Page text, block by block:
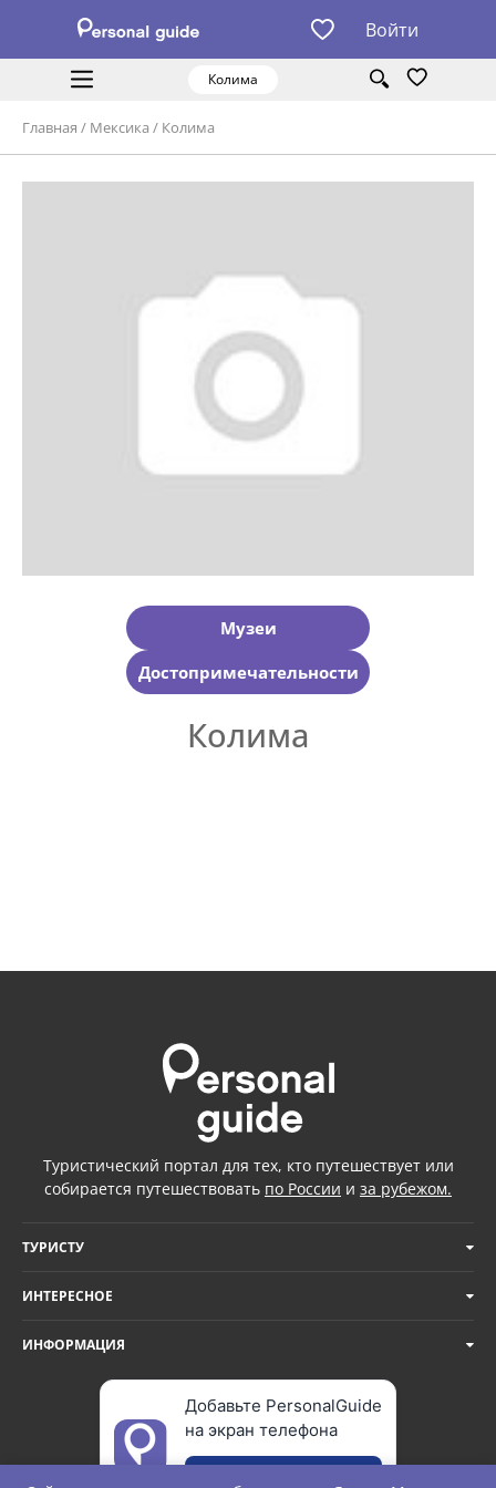
Войти
Колима
Главная / Мексика / Колима
Музеи
Достопримечательности
Колима
Туристический портал для тех, кто путешествует или
собирается путешествовать по России и за рубежом.
ТУРИСТУ
ИНТЕРЕСНОЕ
ИНФОРМАЦИЯ
Добавьте PersonalGuide
на экран телефона